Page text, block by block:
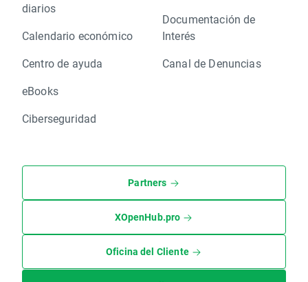
diarios
Calendario económico
Centro de ayuda
eBooks
Ciberseguridad
Documentación de
Interés
Canal de Denuncias
Partners
XOpenHub.pro
Oficina del Cliente